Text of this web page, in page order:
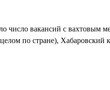
вакансий с вахтовым
по стране),